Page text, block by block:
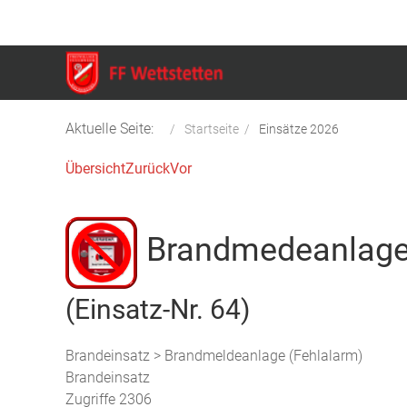
Aktuelle Seite: Startseite Einsätze 2026
ÜbersichtZurückVor
(Einsatz-Nr. 64)
Brandeinsatz > Brandmeldeanlage (Fehlalarm)
Brandeinsatz
Zugriffe 2306